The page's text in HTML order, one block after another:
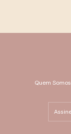
Quem Somos